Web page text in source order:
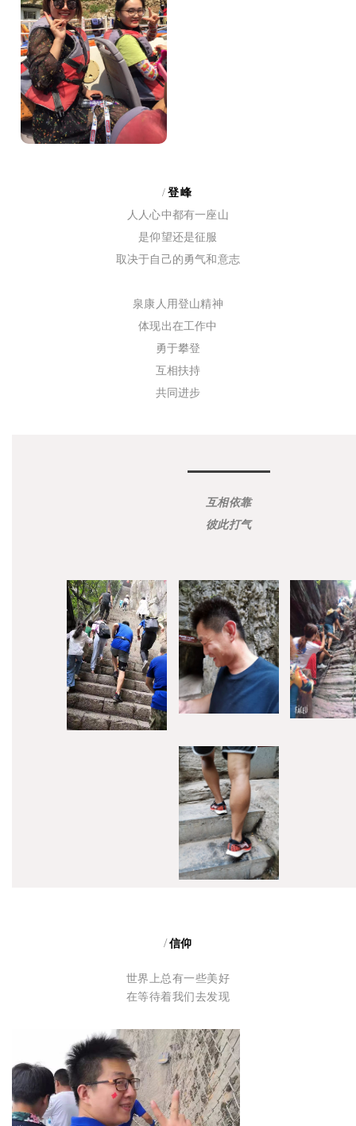
/ 登峰
人人心中都有一座山
是仰望还是征服
取决于自己的勇气和意志
泉康人用登山精神
体现出在工作中
勇于攀登
互相扶持
共同进步
互相依靠
彼此打气
/信仰
世界上总有一些美好
在等待着我们去发现